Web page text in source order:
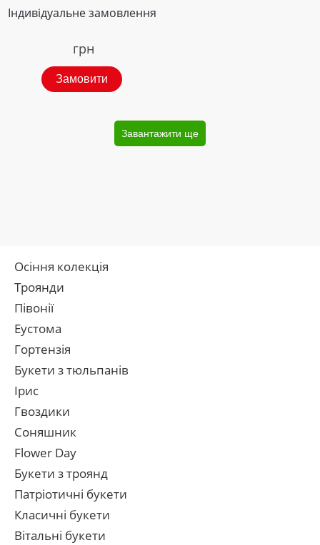
Індивідуальне замовлення
грн
Замовити
Завантажити ще
Осіння колекція
Троянди
Півонії
Еустома
Гортензія
Букети з тюльпанів
Ірис
Гвоздики
Соняшник
Flower Day
Букети з троянд
Патріотичні букети
Класичні букети
Вітальні букети